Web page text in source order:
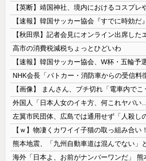
高市の消費税減税ちょっとひどいわ
【ｗ】物凄くカワイイ子猫の取っ組み合い！